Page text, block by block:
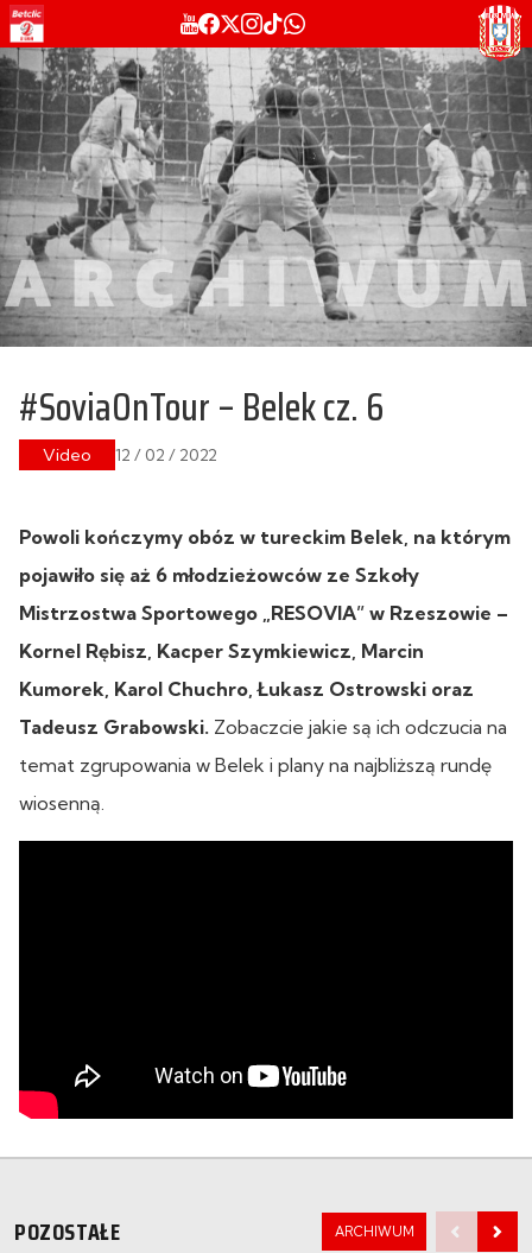
#SoviaOnTour – Belek cz. 6
Video 12 / 02 / 2022
Powoli kończymy obóz w tureckim Belek, na którym
pojawiło się aż 6 młodzieżowców ze Szkoły
Mistrzostwa Sportowego „RESOVIA” w Rzeszowie –
Kornel Rębisz, Kacper Szymkiewicz, Marcin
Kumorek, Karol Chuchro, Łukasz Ostrowski oraz
Tadeusz Grabowski. Zobaczcie jakie są ich odczucia na
temat zgrupowania w Belek i plany na najbliższą rundę
wiosenną.
POZOSTAŁE ARCHIWUM